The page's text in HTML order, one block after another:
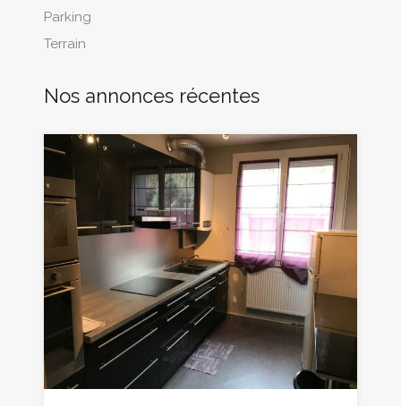
Parking
Terrain
Nos annonces récentes